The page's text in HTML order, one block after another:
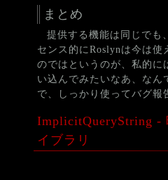
まとめ
提供する機能は同じでも
センス的にRoslynは今は
のではというのが、私的に
い込んでみたいなあ、なん
で、しっかり使ってバグ報
ImplicitQueryString -
イブラリ